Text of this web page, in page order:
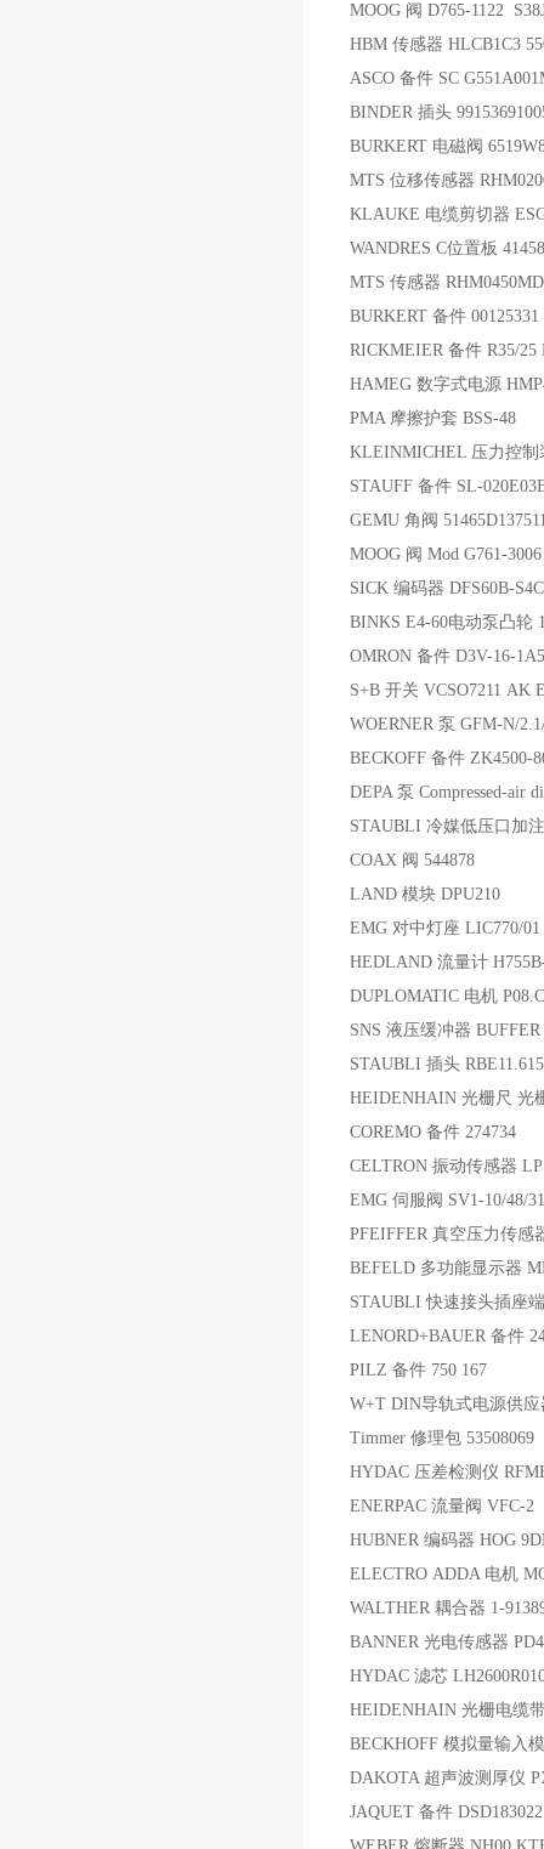
MOOG 阀 D765-1122
HBM 传感器 HLCB1C3
ASCO 备件 SC
BINDER 插头
BURKERT 电磁阀
MTS 位移传感器
KLAUKE 电缆剪切器
WANDRES C位置板
MTS 传感器
BURKERT 备件 00125331
RICKMEIER 备件 R35/
HAMEG 数字式电源
PMA 摩擦护套 BSS-48
KLEINMICHEL 压力控制
STAUFF 备件 SL-
GEMU 角阀
MOOG 阀 Mod G761-
SICK 编码器 DFS60B-
BINKS E4-60电动泵凸轮
OMRON 备件 D3V-16-1A5
S+B 开关 VCSO7211 AK
WOERNER 泵 GFM-N/
BECKOFF 备件 ZK4500-
DEPA 泵 Compressed-air
STAUBLI 冷媒低压口加
COAX 阀 544878
LAND 模块 DPU210
EMG 对中灯座 LIC770/
HEDLAND 流量计
DUPLOMATIC 电机
SNS 液压缓冲器
STAUBLI 插头
HEIDENHAIN 光栅尺 光
COREMO 备件 274734
CELTRON 振动传感器
EMG 伺服阀 SV1-10/48/
PFEIFFER 真空压力传感
BEFELD 多功能显示器
STAUBLI 快速接头插座
LENORD+BAUER 备件
PILZ 备件 750 167
W+T DIN导轨式电源供应
Timmer 修理包 53508069
HYDAC 压差检测仪
ENERPAC 流量阀 VFC-2
HUBNER 编码器 HOG
ELECTRO ADDA 电机
WALTHER 耦合器 1-
BANNER 光电传感器
HYDAC 滤芯
HEIDENHAIN 光栅电缆
BECKHOFF 模拟量输入
DAKOTA 超声波测厚仪
JAQUET 备件